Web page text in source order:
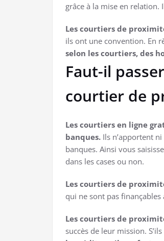
grâce à la mise en relation.
Les courtiers de
ils ont une convention. En
selon les courtiers, des
Faut-il
courtier de
Les courtiers en ligne
banques. Ils n’apportent
banques. Ainsi vous
dans les cases ou non.
Les courtiers de
qui ne sont pas finançables
Les courtiers de
succès de leur mission.